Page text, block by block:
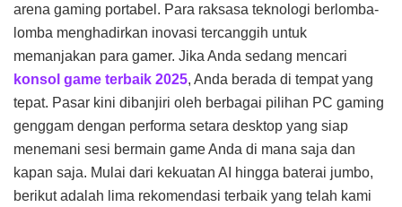
arena gaming portabel. Para raksasa teknologi berlomba-
lomba menghadirkan inovasi tercanggih untuk
memanjakan para gamer. Jika Anda sedang mencari
konsol game terbaik 2025, Anda berada di tempat yang
tepat. Pasar kini dibanjiri oleh berbagai pilihan PC gaming
genggam dengan performa setara desktop yang siap
menemani sesi bermain game Anda di mana saja dan
kapan saja. Mulai dari kekuatan AI hingga baterai jumbo,
berikut adalah lima rekomendasi terbaik yang telah kami